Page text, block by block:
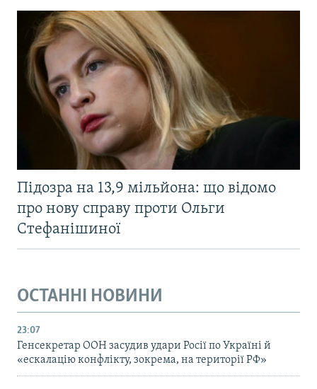
Підозра на 13,9 мільйона: що відомо
про нову справу проти Ольги
Стефанішиної
ОСТАННІ НОВИНИ
23:07
Генсекретар ООН засудив удари Росії по Україні й
«ескалацію конфлікту, зокрема, на території РФ»